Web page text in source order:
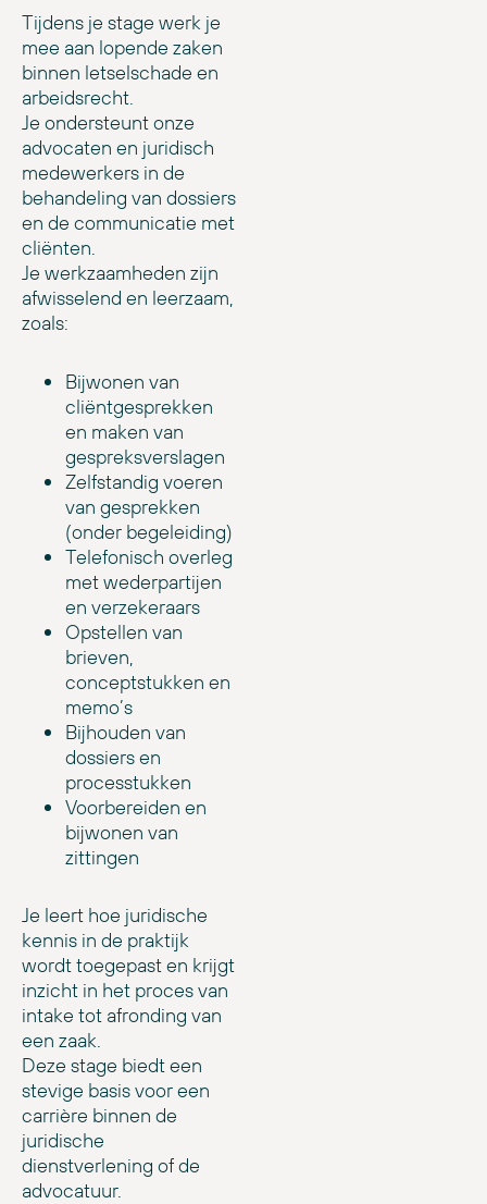
Tijdens je stage werk je
mee aan lopende zaken
binnen letselschade en
arbeidsrecht.
Je ondersteunt onze
advocaten en juridisch
medewerkers in de
behandeling van dossiers
en de communicatie met
cliënten.
Je werkzaamheden zijn
afwisselend en leerzaam,
zoals:
Bijwonen van
cliëntgesprekken
en maken van
gespreksverslagen
Zelfstandig voeren
van gesprekken
(onder begeleiding)
Telefonisch overleg
met wederpartijen
en verzekeraars
Opstellen van
brieven,
conceptstukken en
memo’s
Bijhouden van
dossiers en
processtukken
Voorbereiden en
bijwonen van
zittingen
Je leert hoe juridische
kennis in de praktijk
wordt toegepast en krijgt
inzicht in het proces van
intake tot afronding van
een zaak.
Deze stage biedt een
stevige basis voor een
carrière binnen de
juridische
dienstverlening of de
advocatuur.